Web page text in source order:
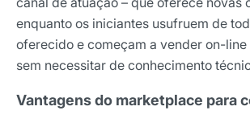
enquanto os iniciantes usufruem de
oferecido e começam a vender on-
sem necessitar de conhecimento
Vantagens do marketplace para
Selecione sua área de atuação
nossas comunicações e está de acordo